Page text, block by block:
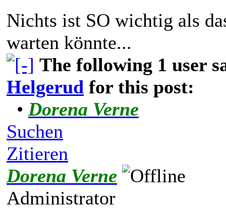
Nichts ist SO wichtig als
warten könnte...
The following 1 user
Helgerud for this post:
• Dorena Verne
Suchen
Zitieren
Dorena Verne
Administrator